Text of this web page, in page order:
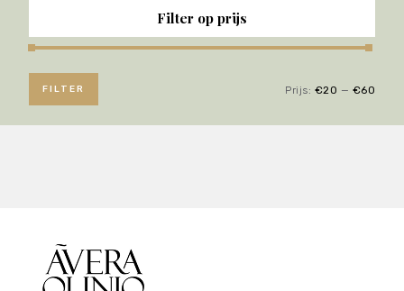
Filter op prijs
prijs
prijs
FILTER Prijs: €20 — €60